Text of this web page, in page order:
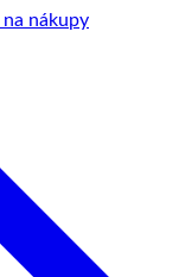
na nákupy